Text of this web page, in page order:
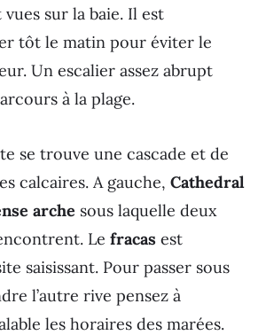
vues sur la baie. Il est
tôt le matin pour éviter le
Un escalier assez abrupt
à la plage.
se trouve une cascade et de
calcaires. A gauche, Cathedral
arche sous laquelle deux
Le fracas est
saisissant. Pour passer sous
l’autre rive pensez à
les horaires des marées.